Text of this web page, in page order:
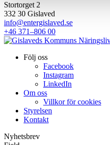
Stortorget 2
332 30 Gislaved
info@entergislaved.se
+46 371–806 00
Följ oss
Facebook
Instagram
LinkedIn
Om oss
Villkor för cookies
Styrelsen
Kontakt
Nyhetsbrev